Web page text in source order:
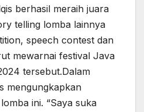
berhasil meraih juara
telling lomba lainnya
speech contest dan
mewarnai festival Java
tersebut.Dalam
mengungkapkan
ini. “Saya suka